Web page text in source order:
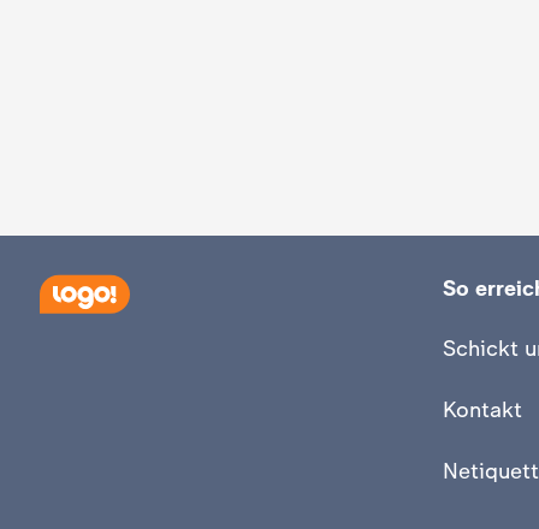
So
Schickt
Kontakt